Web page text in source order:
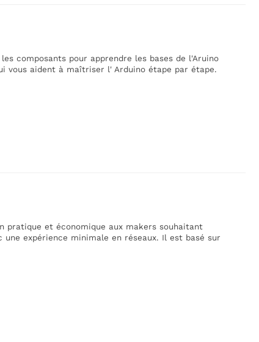
composants pour apprendre les bases de l'Aruino
vous aident à maîtriser l' Arduino étape par étape.
pratique et économique aux makers souhaitant
expérience minimale en réseaux. Il est basé sur